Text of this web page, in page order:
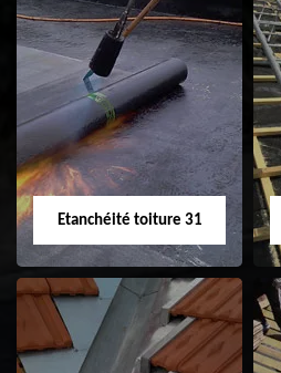
Peinture sur tuile
31
Etanchéité toiture 31